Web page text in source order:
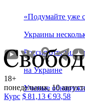
«Подумайте уже
Украины
Россия ответила
на Украине
Ученые
18+
понедельник, 10
Курс $81,13 €93,58